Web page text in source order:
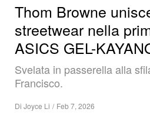
Thom Browne
streetwear nella
ASICS GEL-
Svelata in passerella alla
Francisco.
Di Joyce Li / Feb 7, 2026